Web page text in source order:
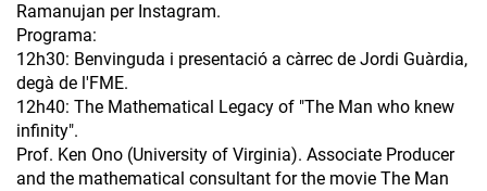
Ramanujan per Instagram.
Programa:
12h30: Benvinguda i presentació a càrrec de Jordi Guàrdia,
degà de l'FME.
12h40: The Mathematical Legacy of "The Man who knew
infinity".
Prof. Ken Ono (University of Virginia). Associate Producer
and the mathematical consultant for the movie The Man